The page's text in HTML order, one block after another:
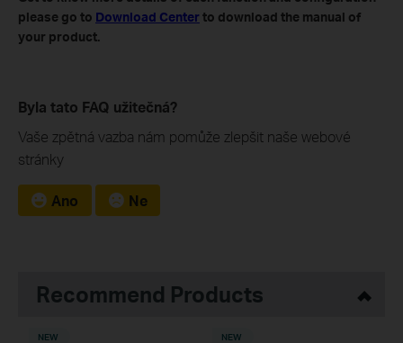
please go to Download Center to download the manual of
your product.
Byla tato FAQ užitečná?
Vaše zpětná vazba nám pomůže zlepšit naše webové
stránky
Ano Ne
Recommend Products
NEW NEW